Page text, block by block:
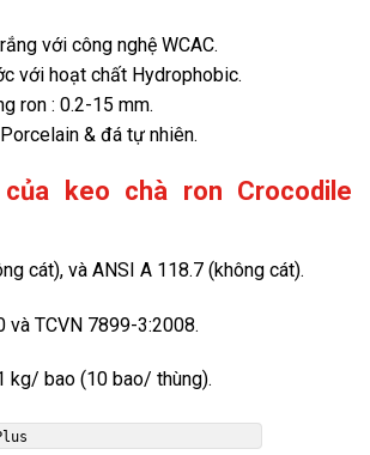
với công nghệ WCAC.
với hoạt chất Hydrophobic.
ron : 0.2-15 mm.
& đá tự nhiên.
keo chà ron Crocodile
cát), và ANSI A 118.7 (không cát).
và TCVN 7899-3:2008.
kg/ bao (10 bao/ thùng).